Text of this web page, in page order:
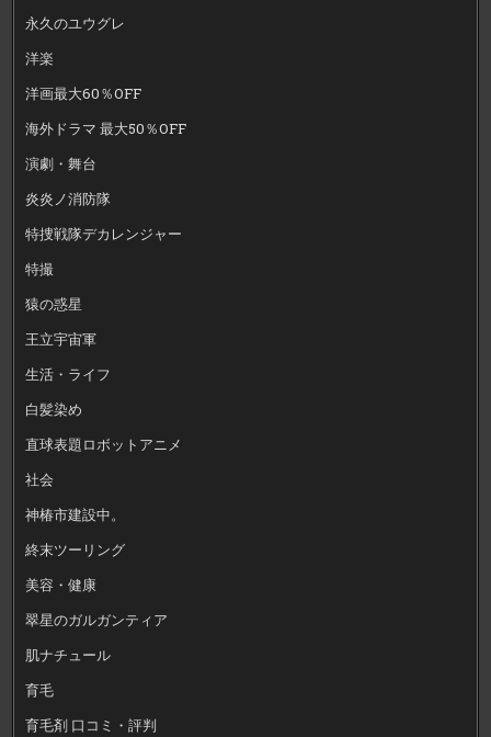
永久のユウグレ
洋楽
洋画最大60％OFF
海外ドラマ 最大50％OFF
演劇・舞台
炎炎ノ消防隊
特捜戦隊デカレンジャー
特撮
猿の惑星
王立宇宙軍
生活・ライフ
白髪染め
直球表題ロボットアニメ
社会
神椿市建設中。
終末ツーリング
美容・健康
翠星のガルガンティア
肌ナチュール
育毛
育毛剤 口コミ・評判